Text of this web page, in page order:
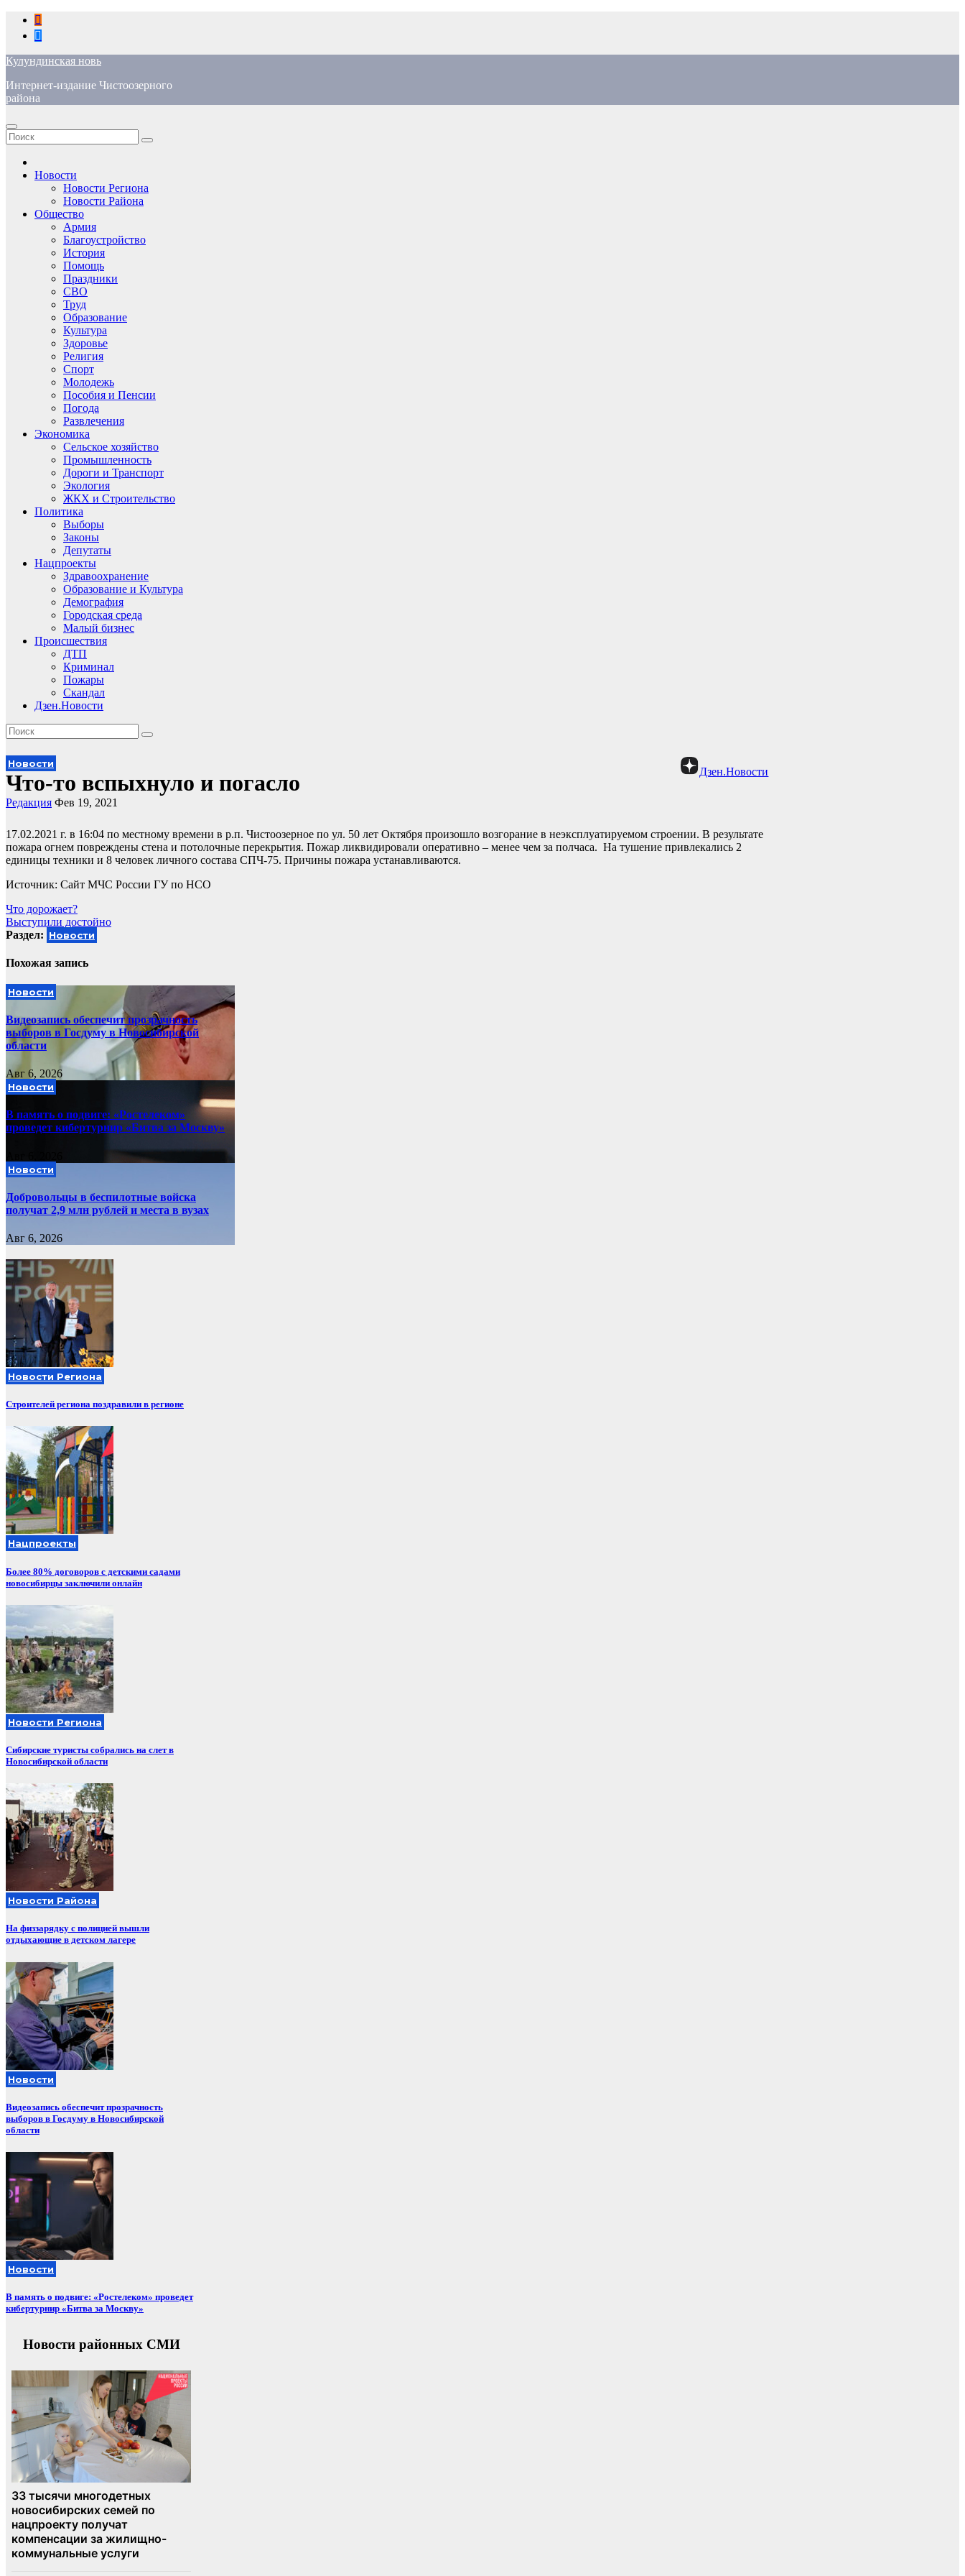
Перейти
содержимому
Кулундинская новь
Интернет-издание Чистоозерного
района
Новости
Новости Региона
Новости Района
Общество
Армия
Благоустройство
История
Помощь
Праздники
СВО
Труд
Образование
Культура
Здоровье
Религия
Спорт
Молодежь
Пособия и Пенсии
Погода
Развлечения
Экономика
Сельское хозяйство
Промышленность
Дороги и Транспорт
Экология
ЖКХ и Строительство
Политика
Выборы
Законы
Депутаты
Нацпроекты
Здравоохранение
Образование и Культура
Демография
Городская среда
Малый бизнес
Происшествия
ДТП
Криминал
Пожары
Скандал
Дзен.Новости
Дзен.Новости
Новости
Что-то вспыхнуло и погасло
Редакция Фев 19, 2021
17.02.2021 г. в 16:04 по местному времени в р.п. Чистоозерное по ул. 50 лет Октября произошло возгорание в неэксплуатируемом строении. В результате
пожара огнем повреждены стена и потолочные перекрытия. Пожар ликвидировали оперативно – менее чем за полчаса. На тушение привлекались 2
единицы техники и 8 человек личного состава СПЧ-75. Причины пожара устанавливаются.
Источник: Сайт МЧС России ГУ по НСО
Навигация
по
Что дорожает?
Выступили достойно
Раздел: Новости
Похожая запись
Новости
Видеозапись обеспечит прозрачность
выборов в Госдуму в Новосибирской
области
Авг 6, 2026
Новости
В память о подвиге: «Ростелеком»
проведет кибертурнир «Битва за Москву»
Новости
Добровольцы в беспилотные войска
получат 2,9 млн рублей и места в вузах
Авг 6, 2026
Новости Региона
Строителей региона поздравили в регионе
Нацпроекты
Более 80% договоров с детскими садами
новосибирцы заключили онлайн
Новости Региона
Сибирские туристы собрались на слет в
Новосибирской области
Новости Района
На физзарядку с полицией вышли
отдыхающие в детском лагере
Новости
Видеозапись обеспечит прозрачность
выборов в Госдуму в Новосибирской
области
Новости
В память о подвиге: «Ростелеком» проведет
кибертурнир «Битва за Москву»